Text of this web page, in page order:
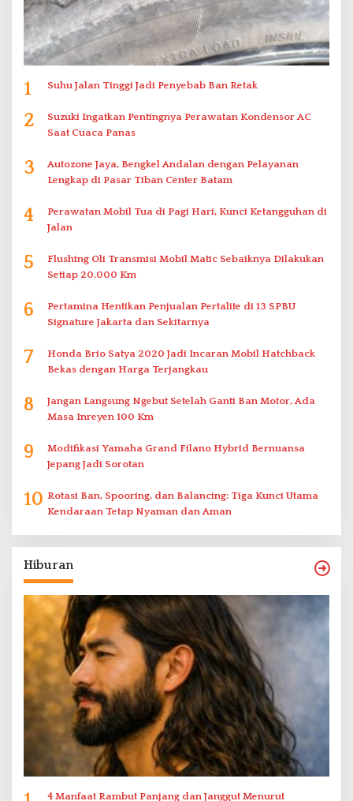
1 Suhu Jalan Tinggi Jadi Penyebab Ban Retak
2
Suzuki Ingatkan Pentingnya Perawatan Kondensor AC
Saat Cuaca Panas
3
Autozone Jaya, Bengkel Andalan dengan Pelayanan
Lengkap di Pasar Tiban Center Batam
4
Perawatan Mobil Tua di Pagi Hari, Kunci Ketangguhan di
Jalan
5
Flushing Oli Transmisi Mobil Matic Sebaiknya Dilakukan
Setiap 20.000 Km
6
Pertamina Hentikan Penjualan Pertalite di 13 SPBU
Signature Jakarta dan Sekitarnya
7
Honda Brio Satya 2020 Jadi Incaran Mobil Hatchback
Bekas dengan Harga Terjangkau
8
Jangan Langsung Ngebut Setelah Ganti Ban Motor, Ada
Masa Inreyen 100 Km
9
Modifikasi Yamaha Grand Filano Hybrid Bernuansa
Jepang Jadi Sorotan
10 Rotasi Ban, Spooring, dan Balancing: Tiga Kunci Utama
Kendaraan Tetap Nyaman dan Aman
Hiburan
4 Manfaat Rambut Panjang dan Janggut Menurut